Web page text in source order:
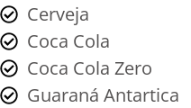
Cerveja
Coca Cola
Coca Cola Zero
Guaraná Antartica